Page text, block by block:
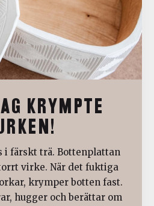
KRYMPTE
i färskt trä. Bottenplattan
virke. När det fuktiga
krymper botten fast.
hugger och berättar om